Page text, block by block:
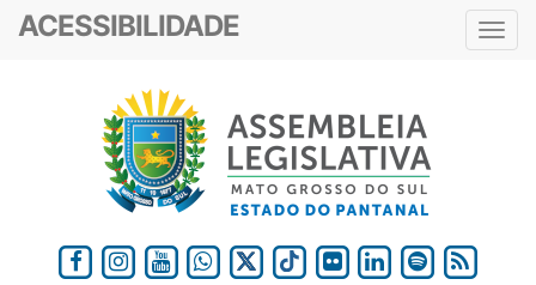
ACESSIBILIDADE